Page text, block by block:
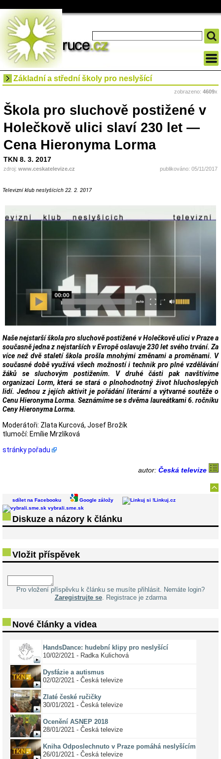
Základní a střední školy pro neslyšící
zobrazeno: 4609x
Škola pro sluchově postižené v
Holečkově ulici slaví 230 let —
Cena Hieronyma Lorma
TKN 8. 3. 2017
zdroj: www.ceskatelevize.cz publikováno: 05/11/2017
Televizní klub neslyšících 22. 2. 2017
Naše nejstarší škola pro sluchově postižené v Holečkově ulici v Praze a
současně jedna z nejstarších v Evropě oslavuje 230 let svého trvání. Za
více než dvě staletí škola prošla mnohými změnami a proměnami. V
současné době využívá všech možností i technik pro plné vzdělávání
žáků se sluchovým postižením. V druhé části pak navštívíme
organizaci Lorm, která se stará o plnohodnotný život hluchoslepých
lidí. Jednou z jejích aktivit je pořádání literární a výtvarné soutěže o
Cenu Hieronyma Lorma. Seznámíme se s dvěma laureátkami 6. ročníku
Ceny Hieronyma Lorma.
Moderátoři: Zlata Kurcová, Josef Brožík
tlumočí: Emílie Mrzlíková
stránky pořadu
autor: Česká televize
sdílet na Facebooku Google záložy
Linkuj.cz
vybrali.sme.sk
Diskuze a názory k článku
Vložit příspěvek
Pro vložení příspěvku k článku se musíte přihlásit. Nemáte login?
Zaregistrujte se. Registrace je zdarma
Nové články a videa
HandsDance: hudební klipy pro neslyšící
10/02/2021 - Radka Kulichová
Dysfázie a autismus
02/02/2021 - Česká televize
Zlaté české ručičky
30/01/2021 - Česká televize
Ocenění ASNEP 2018
28/01/2021 - Česká televize
Kniha Odposlechnuto v Praze pomáhá neslyšícím
26/01/2021 - Česká televize